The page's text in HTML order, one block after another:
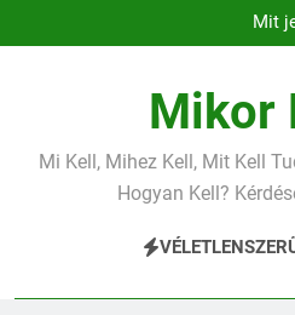
a
Mit
Mit jelent a
Mit
Mit jelent a
Mit
Mikor
Mi Kell, Mihez Kell, Mit Kell
Hogyan Kell?